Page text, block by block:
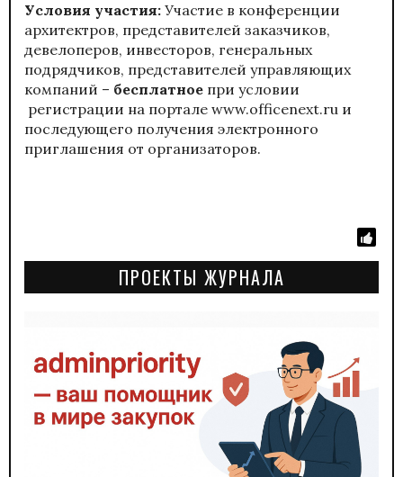
Условия участия: Участие в конференции
архитектров, представителей заказчиков,
девелоперов, инвесторов, генеральных
подрядчиков, представителей управляющих
компаний – бесплатное при условии
регистрации на портале www.officenext.ru и
последующего получения электронного
приглашения от организаторов.
ПРОЕКТЫ ЖУРНАЛА